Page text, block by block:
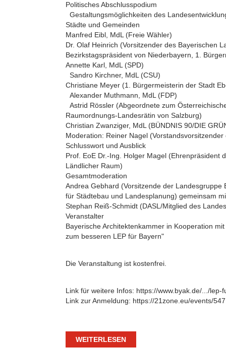
Politisches Abschlusspodium
Gestaltungsmöglichkeiten des
Städte und Gemeinden
Manfred Eibl, MdL (Freie Wähler)
Dr. Olaf Heinrich (Vorsitzender des Bayerischen
Bezirkstagspräsident von Niederbayern, 1.
Annette Karl, MdL (SPD)
Sandro Kirchner, MdL (CSU)
Christiane Meyer (1. Bürgermeisterin der Stadt
Alexander Muthmann, MdL (FDP)
Astrid Rössler (Abgeordnete zum
Raumordnungs-Landesrätin von Salzburg)
Christian Zwanziger, MdL (BÜNDNIS 90/DIE
Moderation: Reiner Nagel
Schlusswort und Ausblick
Prof. EoE Dr.-Ing. Holger Magel (Ehrenpräsident
Ländlicher Raum)
Gesamtmoderation
Andrea Gebhard (Vorsitzende der Landesgruppe
für Städtebau und Landesplanung) gemeinsam
Stephan Reiß-Schmidt (DASL/Mitglied des
Veranstalter
Bayerische Architektenkammer in Kooperation
zum besseren LEP für Bayern"
Die Veranstaltung ist kostenfrei.
Link für weitere Infos: https://www.byak.de/.../lep-
Link zur Anmeldung: https://21zone.eu/events/
WEITERLESEN